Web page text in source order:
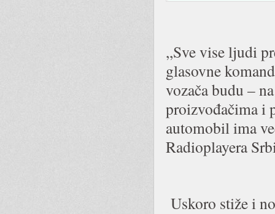
,,Sve vise ljudi
glasovne
vozača budu –
proizvođačima i
automobil ima
Radioplayera
Uskoro stiže i